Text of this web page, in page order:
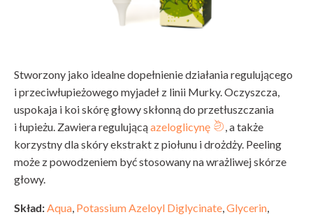
Stworzony jako idealne dopełnienie działania regulującego
i przeciwłupieżowego myjadeł z linii Murky. Oczyszcza,
uspokaja i koi skórę głowy skłonną do przetłuszczania
i łupieżu. Zawiera regulującąazeloglicynę
, a także
korzystny dla skóry ekstrakt z piołunu i drożdży. Peeling
może z powodzeniem być stosowany na wrażliwej skórze
głowy.
Skład:Aqua, Potassium Azeloyl Diglycinate,Glycerin,